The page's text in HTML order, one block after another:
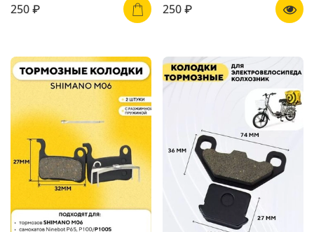
250 ₽
250 ₽